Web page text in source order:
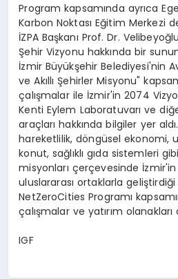
Program kapsamında ayrıca
Karbon Noktası Eğitim Merkezi
İZPA Başkanı Prof. Dr.
Şehir Vizyonu hakkında bir
İzmir Büyükşehir Belediyesi'nin
ve Akıllı Şehirler Misyonu"
çalışmalar ile İzmir'in 2074
Kenti Eylem Laboratuvarı ve
araçları hakkında bilgiler yer
hareketlilik, döngüsel ekonomi,
konut, sağlıklı gıda sistemleri
misyonları çerçevesinde
uluslararası ortaklarla
NetZeroCities Programı
çalışmalar ve yatırım olanakları
IGF